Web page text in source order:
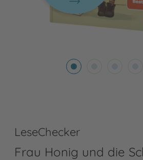
LeseChecker
Frau Honig und die